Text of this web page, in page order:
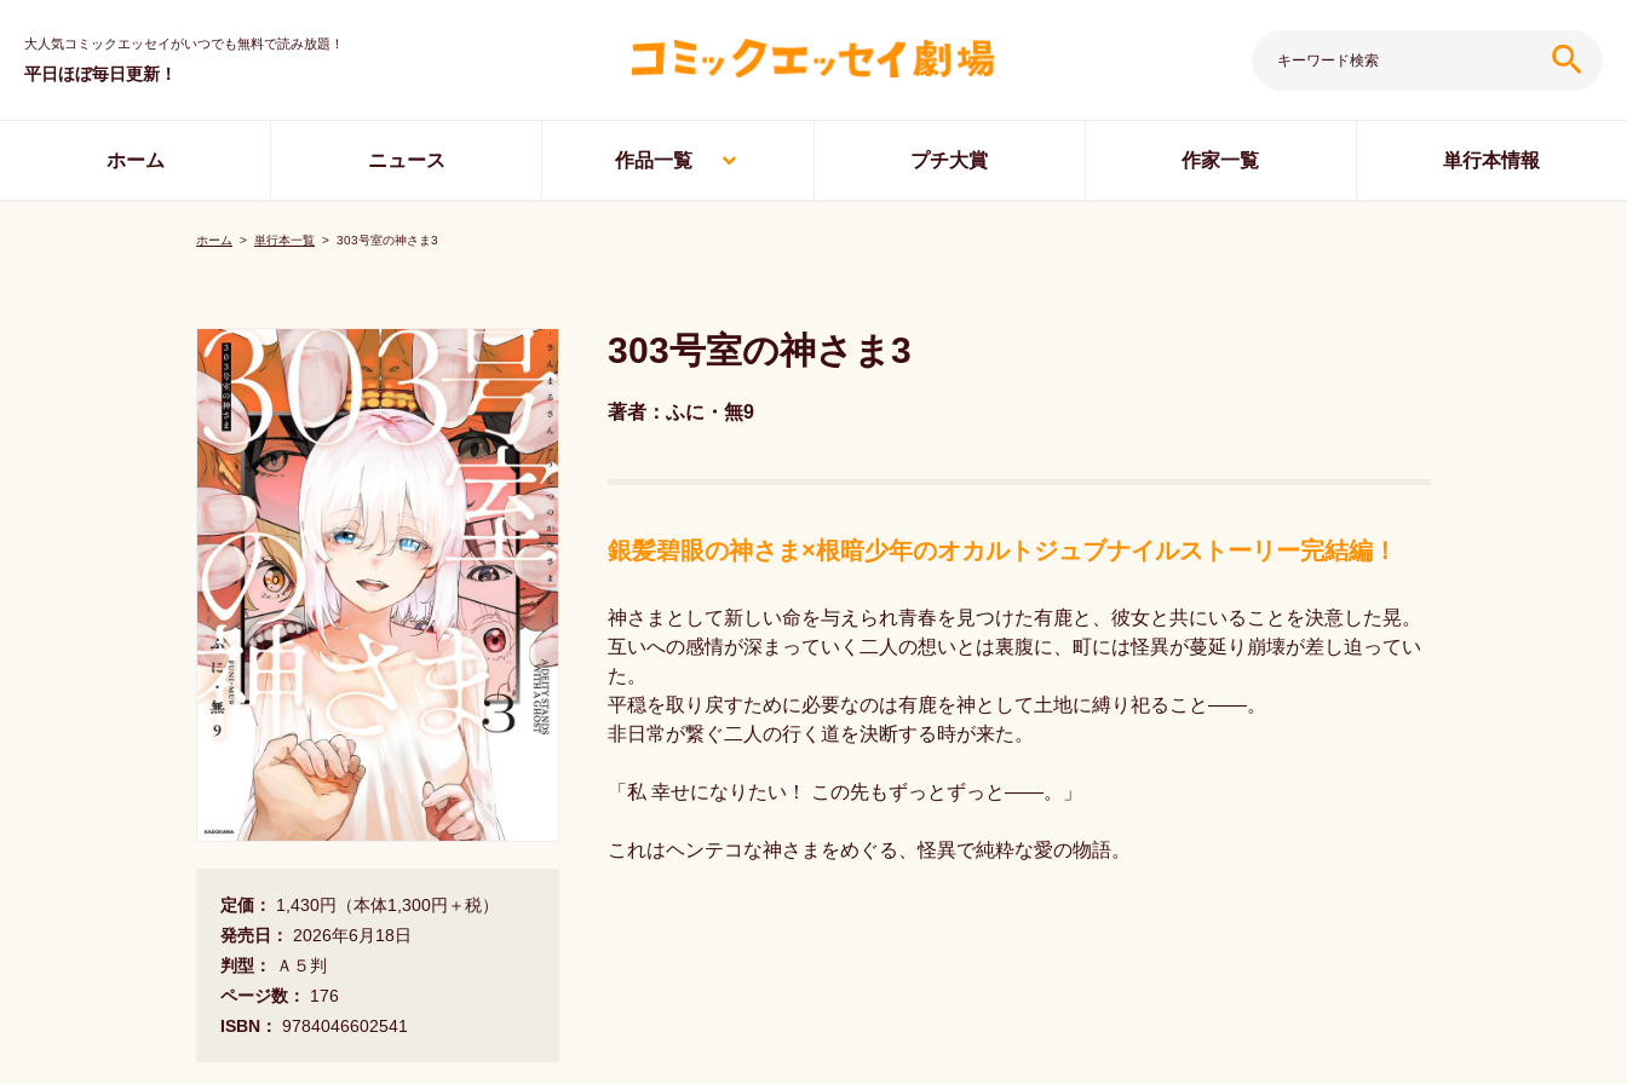
大人気コミックエッセイがいつでも無料で読み放題！
平日ほぼ毎日更新！ search
ホーム ニュース 作品一覧 プチ大賞 作家一覧 単行本情報
ホーム > 単行本一覧 > 303号室の神さま3
303号室の神さま3
著者：ふに・無9
定価：
1,430円（本体1,300円＋税）
発売日： 2026年6月18日
判型：
Ａ５判
ページ数：
176
ISBN： 9784046602541
銀髪碧眼の神さま×根暗少年のオカルトジュブナイルストーリー完結編！
神さまとして新しい命を与えられ青春を見つけた有鹿と、彼女と共にいることを決意した晃。
互いへの感情が深まっていく二人の想いとは裏腹に、町には怪異が蔓延り崩壊が差し迫ってい
た。
平穏を取り戻すために必要なのは有鹿を神として土地に縛り祀ること――。
非日常が繋ぐ二人の行く道を決断する時が来た。
「私 幸せになりたい！ この先もずっとずっと――。」
これはヘンテコな神さまをめぐる、怪異で純粋な愛の物語。